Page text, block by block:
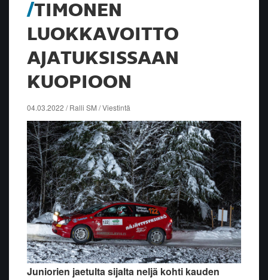
TIMONEN
LUOKKAVOITTO
AJATUKSISSAAN
KUOPIOON
04.03.2022 / Ralli SM / Viestintä
Juniorien jaetulta sijalta neljä kohti kauden